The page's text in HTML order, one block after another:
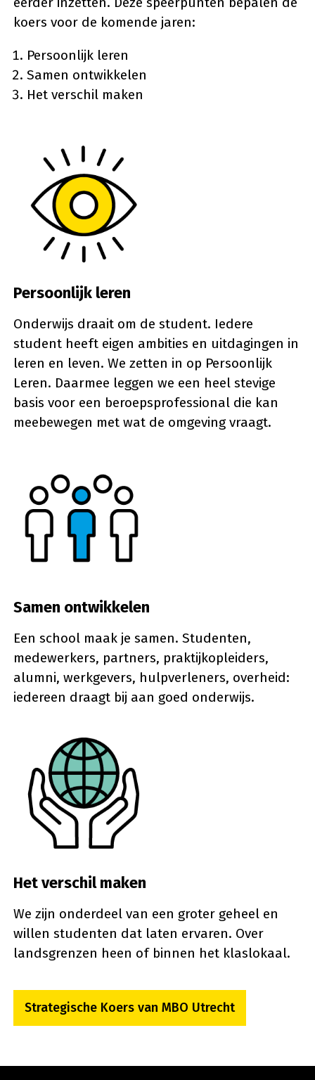
koers voor de komende jaren:
Persoonlijk leren
Samen ontwikkelen
Het verschil maken
Persoonlijk leren
Onderwijs draait om de student. Iedere
student heeft eigen ambities en uitdagingen in
leren en leven. We zetten in op Persoonlijk
Leren. Daarmee leggen we een heel stevige
basis voor een beroepsprofessional die kan
meebewegen met wat de omgeving vraagt.
Samen ontwikkelen
Een school maak je samen. Studenten,
medewerkers, partners, praktijkopleiders,
alumni, werkgevers, hulpverleners, overheid:
iedereen draagt bij aan goed onderwijs.
Het verschil maken
We zijn onderdeel van een groter geheel en
willen studenten dat laten ervaren. Over
landsgrenzen heen of binnen het klaslokaal.
Strategische Koers van MBO Utrecht